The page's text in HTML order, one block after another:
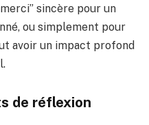
sincère pour un
ou simplement pour
avoir un impact profond
de réflexion